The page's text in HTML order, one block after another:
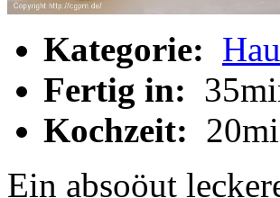
Kategorie:
Fertig in:
Kochzeit:
Ein absoöut